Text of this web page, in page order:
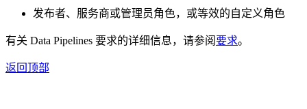
发布者、服务商或管理员角色，或等效的自定义角色
有关 Data Pipelines 要求的详细信息，请参阅要求。
返回顶部